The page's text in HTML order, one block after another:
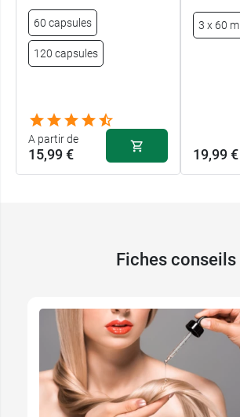
60 capsules
120 capsules
A partir de
15,99 €
3 x 60 ml
19,99 €
Fiches conseils